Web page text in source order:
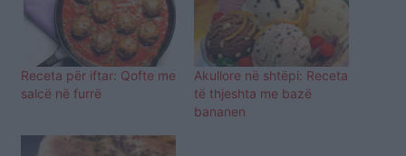
Receta për iftar: Qofte me
salcë në furrë
Akullore në shtëpi: Receta
të thjeshta me bazë
bananen